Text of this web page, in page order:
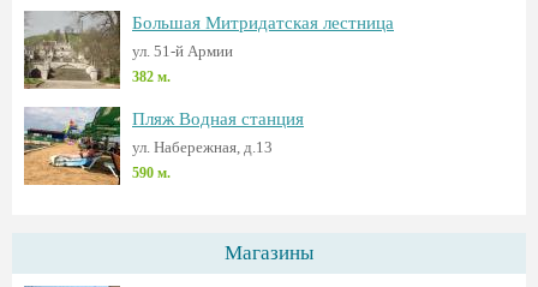
Большая Митридатская лестница
ул. 51-й Армии
382 м.
Пляж Водная станция
ул. Набережная, д.13
590 м.
Магазины